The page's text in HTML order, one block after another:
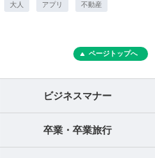
大人 アプリ 不動産
ページトップへ
ビジネスマナー
卒業・卒業旅行